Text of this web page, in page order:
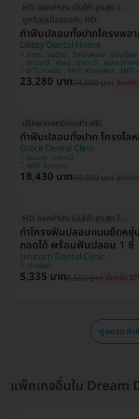
HD ออกค่าประเมินให้! สูงสุด 1500 บ.
ถูกที่สุดเมื่อจองกับ HD
ทำฟันปลอมทั้งปากโครงพล
Deezy Dental Home
สาทร , จตุจักร , วังทองหลาง , ดอนเมือง , นนทบุรี , บางแค , ห้วยขวาง ,
ปทุมธานี , ทุ่งครุ , บางกะปิ , สมุทรปราการ , บางขุนเทียน , อุดรธานี , มีนบุรี ,
ขอนแก่น , อุบลราชธานี , บางรัก
23,280 บาท24,000 บาท ประหยั
ปรึกษาแพทย์ก่อนทำ ฟรี!
ทำฟันปลอมทั้งปาก โครงโล
Grace Dental Clinic
ดินแดง , บางกะปิ
MRT ห้วยขวาง
18,430 บาท19,000 บาท ประหยั
HD ออกค่าประเมินให้! สูงสุด 500 บ.
ทำโครงฟันปลอมแบบยืดห
ถอดได้ พร้อมฟันปลอม 1 ซี่
Unicorn Dental Clinic
เชียงใหม่
5,335 บาท8,500 บาท ประหยัด
ดูหมวด ท
แพ็กเกจอื่นใน Dream